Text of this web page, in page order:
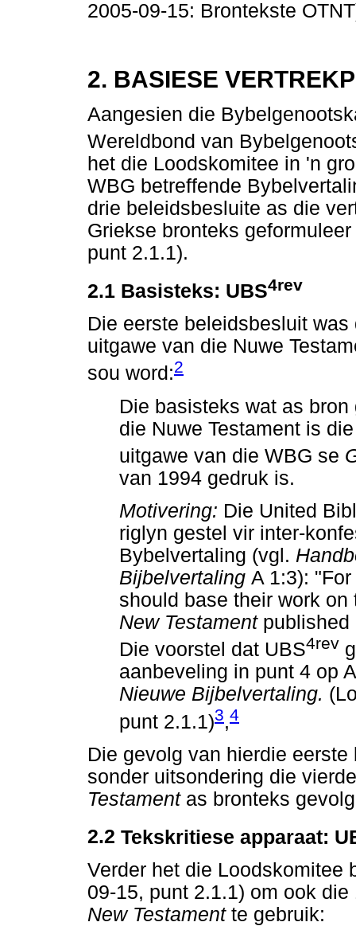
2005-09-15: Brontekste
2. BASIESE
Aangesien die
Wereldbond van
het die Loodskomitee in 'n
WBG betreffende
drie beleidsbesluite as die
Griekse bronteks
punt 2.1.1).
2.1 Basisteks: UBS4rev
Die eerste beleidsbesluit
uitgawe van die Nuwe
sou word:2
Die basisteks wat as
die Nuwe Testament is
uitgawe van die WBG se
van 1994 gedruk is.
Motivering: Die United
riglyn gestel vir inter-
Bybelvertaling (vgl.
Bijbelvertaling A 1:3):
should base their work
New Testament published
Die voorstel dat UBS4rev
aanbeveling in punt 4 op
Nieuwe Bijbelvertaling.
punt 2.1.1)3,4
Die gevolg van hierdie
sonder uitsondering die
Testament as bronteks
2.2 Tekskritiese apparaat:
Verder het die Loodskomitee
09-15, punt 2.1.1) om ook
New Testament te gebruik: